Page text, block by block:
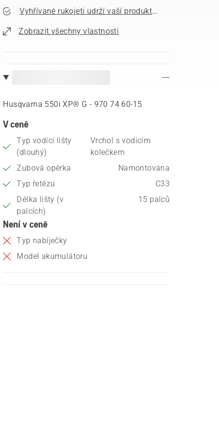
Vyhřívané rukojeti udrží vaší produktivitu
Zobrazit všechny vlastnosti
Husqvarna 550i XP® G - 970 74 60‑15
V ceně
Typ vodící lišty
(dlouhý)
Vrchol s vodícím
kolečkem
Zubová opěrka
Namontována
Typ řetězu
C33
Délka lišty (v
palcích)
15 palců
Není v ceně
Typ nabíječky
Model akumulátoru